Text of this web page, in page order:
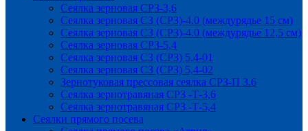
Сеялка зерновая СРЗ-3,6
Сеялка зерновая СЗ (СРЗ)-4.0 (междурядье 15 см)
Сеялка зерновая СЗ (СРЗ)-4.0 (междурядье 12,5 см)
Сеялка зерновая СРЗ-5,4
Сеялка зерновая СЗ (СРЗ) 5,4-01
Сеялка зерновая СЗ (СРЗ) 5,4-02
Зернотуковая прессовая сеялка СРЗ-П 3.6
Сеялка зернотравяная СРЗ -Т-3,6
Сеялка зернотравяная СРЗ -Т-5,4
Сеялки прямого посева